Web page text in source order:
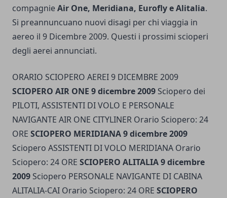
compagnieAir One, Meridiana, Eurofly e Alitalia.
Si preannuncuano nuovi disagi per chi viaggia in
aereo il 9 Dicembre 2009. Questi i prossimi scioperi
degli aerei annunciati.
ORARIO SCIOPERO AEREI 9 DICEMBRE 2009
SCIOPERO AIR ONE 9 dicembre 2009 Sciopero dei
PILOTI, ASSISTENTI DI VOLO E PERSONALE
NAVIGANTE AIR ONE CITYLINER Orario Sciopero: 24
ORE SCIOPERO MERIDIANA 9 dicembre 2009
Sciopero ASSISTENTI DI VOLO MERIDIANA Orario
Sciopero: 24 ORE SCIOPERO ALITALIA 9 dicembre
2009 Sciopero PERSONALE NAVIGANTE DI CABINA
ALITALIA-CAI Orario Sciopero: 24 ORE SCIOPERO